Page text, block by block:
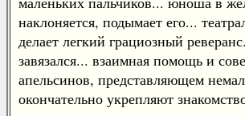
наклоняется, подымает его...
делает легкий грациозный
завязался... взаимная помощь и
апельсинов, представляющем
окончательно укрепляют